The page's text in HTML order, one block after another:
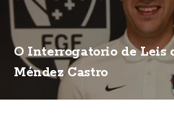
O Interrogatorio de Leis
Méndez Castro